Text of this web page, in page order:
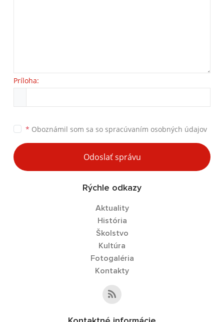
Príloha:
* Oboznámil som sa so spracúvaním osobných údajov
Odoslať správu
Rýchle odkazy
Aktuality
História
Školstvo
Kultúra
Fotogaléria
Kontakty